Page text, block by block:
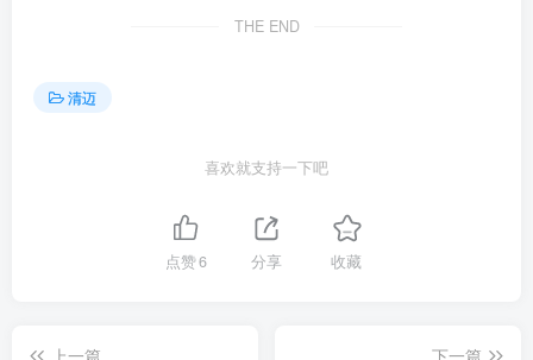
THE END
清迈
喜欢就支持一下吧
点赞6 分享 收藏